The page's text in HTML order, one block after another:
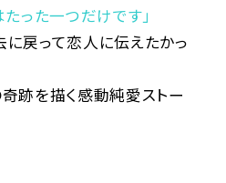
った一つだけです」
戻って恋人に伝えたかっ
跡を描く感動純愛ストー